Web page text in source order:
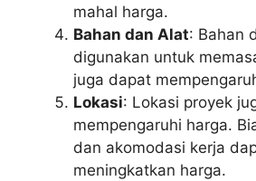
mahal harga.
Bahan dan Alat: Bahan
digunakan untuk
juga dapat
Lokasi: Lokasi proyek
mempengaruhi harga.
dan akomodasi kerja
meningkatkan harga.